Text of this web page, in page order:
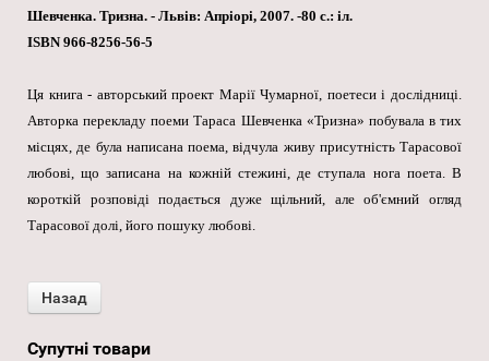
Шевченка. Тризна. - Львів: Апріорі, 2007. -80 с.: іл.
ISBN 966-8256-56-5
Ця книга - авторський проект Марії Чумарної, поетеси і дослідниці.
Авторка перекладу поеми Тараса Шевченка «Тризна» побувала в тих
місцях, де була написана поема, відчула живу присутність Тарасової
любові, що записана на кожній стежині, де ступала нога поета. В
короткій розповіді подається дуже щільний, але об'ємний огляд
Тарасової долі, його пошуку любові.
Супутні товари